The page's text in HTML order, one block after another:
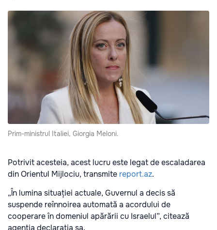
Prim-ministrul Italiei, Giorgia Meloni.
Potrivit acesteia, acest lucru este legat de escaladarea
din Orientul Mijlociu, transmite report.az.
„În lumina situației actuale, Guvernul a decis să
suspende reînnoirea automată a acordului de
cooperare în domeniul apărării cu Israelul”, citează
agenția declarația sa.